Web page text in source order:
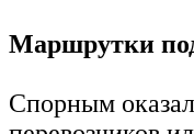
Маршрутки
Спорным